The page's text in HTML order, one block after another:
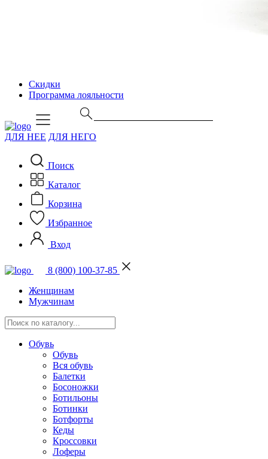
Скидки
Программа лояльности
ДЛЯ НЕЕ ДЛЯ НЕГО
Поиск
Каталог
Корзина
Избранное
Вход
8 (800) 100-37-85
Женщинам
Мужчинам
Обувь
Обувь
Вся обувь
Балетки
Босоножки
Ботильоны
Ботинки
Ботфорты
Кеды
Кроссовки
Лоферы